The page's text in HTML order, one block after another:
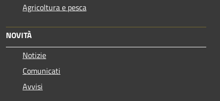
Agricoltura e pesca
NOVITÀ
Notizie
Comunicati
Avvisi